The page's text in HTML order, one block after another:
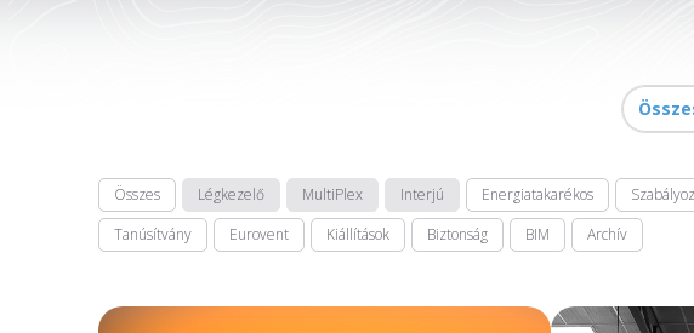
Összes Légkezelő MultiPlex Interjú Energiatakarékos
Tanúsítvány
Eurovent Kiállítások Biztonság BIM Archív